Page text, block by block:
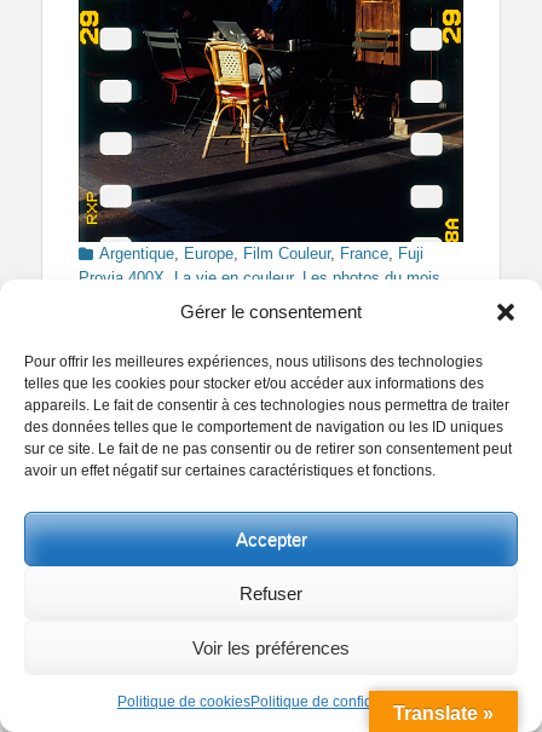
Gérer le consentement
Pour offrir les meilleures expériences, nous utilisons des technologies
telles que les cookies pour stocker et/ou accéder aux informations des
appareils. Le fait de consentir à ces technologies nous permettra de traiter
des données telles que le comportement de navigation ou les ID uniques
sur ce site. Le fait de ne pas consentir ou de retirer son consentement peut
avoir un effet négatif sur certaines caractéristiques et fonctions.
Accepter
Refuser
Voir les préférences
Politique de cookiesPolitique de confidentialité
Categories
Argentique Europe Film Couleur, France Fuji
Provia 400X
La vie en couleur, Les photos du mois
Novembre 2020, Paris
Film Couleur
France , Fuji Provia 400X
Grégoire
BROSSARD,Hommes,Matin,Mode Portrait,
Ordinateur ,Paris ,Perfection V800,Soleil,Terrasse
Fin novembre 2019, il y avait des
choses à partager dans les
Translate »